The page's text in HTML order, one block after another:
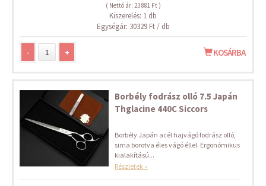
( Nettó ár: 23 881 Ft )
Kiszerelés: 1 db
Egységár: 30329 Ft / db
- + KOSÁRBA
Borbély fodrász olló 7.5 Japán
Thglacine 440C Siccors
Borbély Japán acél hajvágó fodrász olló,
sima borotva éles vágó éllel. Ergonómikus
kialakítású...
Részletek »